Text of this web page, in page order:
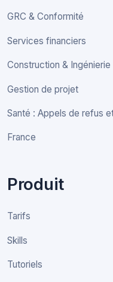
GRC & Conformité
Services financiers
Construction & Ingénierie
Gestion de projet
Santé : Appels de refus
France
Produit
Tarifs
Skills
Tutoriels